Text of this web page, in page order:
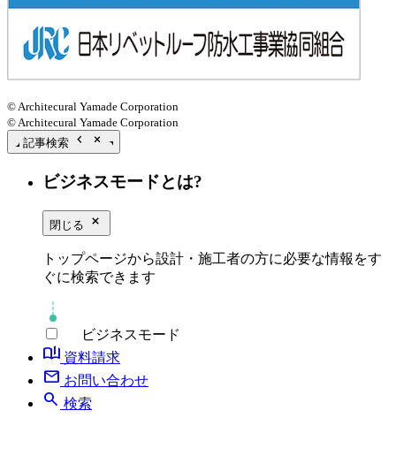
© Architecural Yamade Corporation
© Architecural Yamade Corporation
記事検索 chevron_left close_small
ビジネスモードとは?
閉じる close_small
トップページから設計・施工者の方に必要な情報をす
ぐに検索できます
ビジネスモード
book_ribbon 資料請求
mail お問い合わせ
search 検索